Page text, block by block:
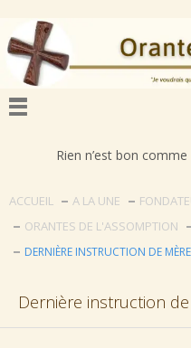
Rien n’est bon comme le
ACCUEIL A LA UNE
ORANTES DE L'ASSOMPTION
DERNIÈRE INSTRUCTION DE
Dernière instruction